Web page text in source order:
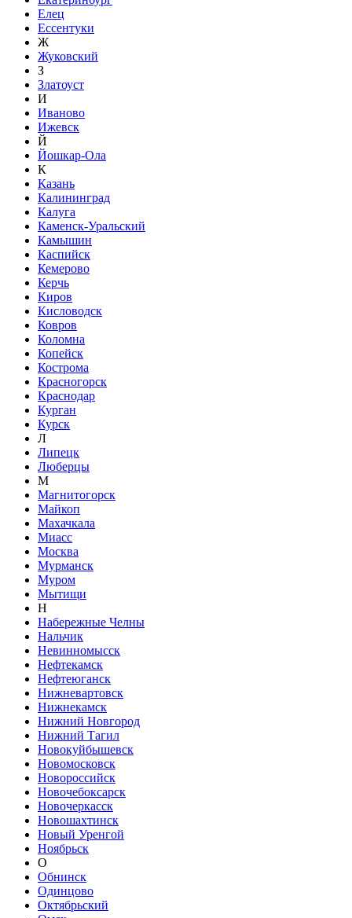
Елец
Ессентуки
Ж
Жуковский
З
Златоуст
И
Иваново
Ижевск
Й
Йошкар-Ола
К
Казань
Калининград
Калуга
Каменск-Уральский
Камышин
Каспийск
Кемерово
Керчь
Киров
Кисловодск
Ковров
Коломна
Копейск
Кострома
Красногорск
Краснодар
Курган
Курск
Л
Липецк
Люберцы
М
Магнитогорск
Майкоп
Махачкала
Миасс
Москва
Мурманск
Муром
Мытищи
Н
Набережные Челны
Нальчик
Невинномысск
Нефтекамск
Нефтеюганск
Нижневартовск
Нижнекамск
Нижний Новгород
Нижний Тагил
Новокуйбышевск
Новомосковск
Новороссийск
Новочебоксарск
Новочеркасск
Новошахтинск
Новый Уренгой
Ноябрьск
О
Обнинск
Одинцово
Октябрьский